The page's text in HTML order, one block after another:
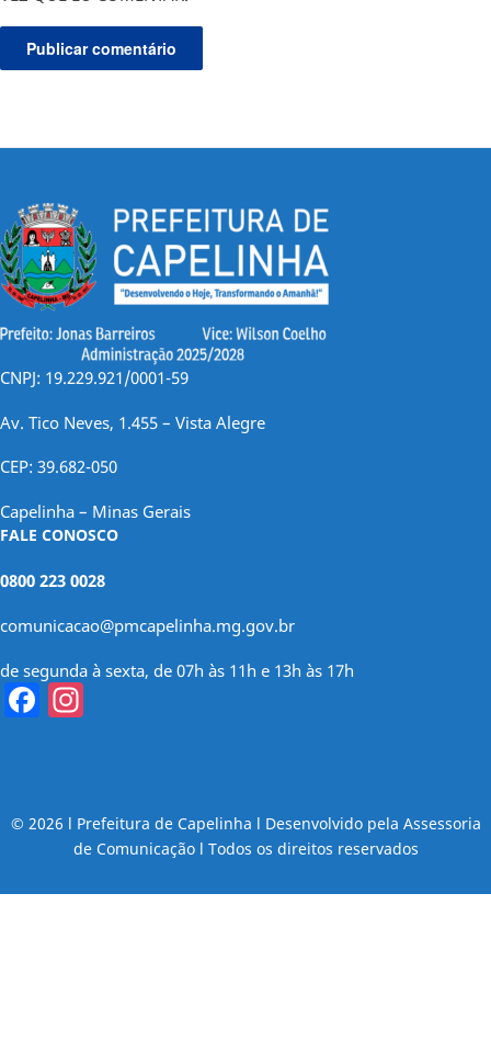
CNPJ: 19.229.921/0001-59
Av. Tico Neves, 1.455 – Vista Alegre
CEP: 39.682-050
Capelinha – Minas Gerais
FALE CONOSCO
0800 223 0028
comunicacao@pmcapelinha.mg.gov.br
de segunda à sexta, de 07h às 11h e 13h às 17h
Facebook
© 2026 l Prefeitura de Capelinha l Desenvolvido pela Assessoria
de Comunicação l Todos os direitos reservados